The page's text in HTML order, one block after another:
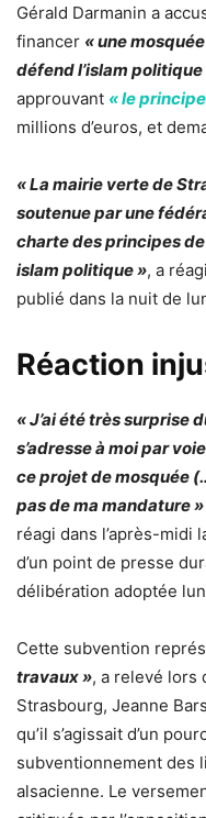
Gérald Darmanin a
financer « une
défend l’islam politique
approuvant « le
millions d’euros, et
« La mairie verte de
soutenue par une
charte des principes
islam politique », a
publié dans la nuit de
Réaction
« J’ai été très surprise
s’adresse à moi par
ce projet de mosquée
pas de ma mandature »
réagi dans l’après-midi
d’un point de presse
délibération adoptée
Cette subvention
travaux », a relevé lors
Strasbourg, Jeanne
qu’il s’agissait d’un
subventionnement des
alsacienne. Le